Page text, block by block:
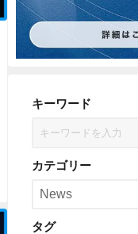
キーワード
カテゴリー
タグ